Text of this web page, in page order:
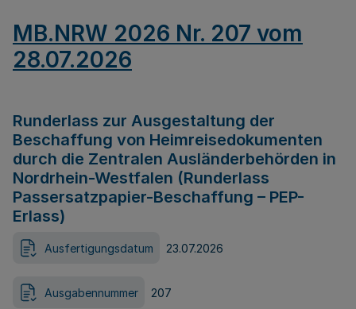
MB.NRW 2026 Nr. 207 vom
28.07.2026
Runderlass zur Ausgestaltung der
Beschaffung von Heimreisedokumenten
durch die Zentralen Ausländerbehörden in
Nordrhein-Westfalen (Runderlass
Passersatzpapier-Beschaffung – PEP-
Erlass)
Ausfertigungsdatum 23.07.2026
Ausgabennummer 207